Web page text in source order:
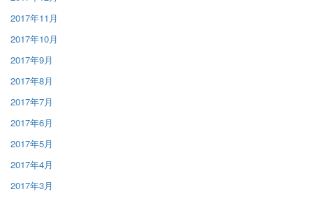
2017年11月
2017年10月
2017年9月
2017年8月
2017年7月
2017年6月
2017年5月
2017年4月
2017年3月